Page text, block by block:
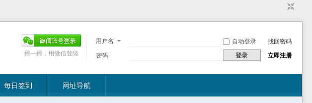
用户名 自动登录
找回密码
密码
登录 立即注册
掃一掃，用微信登陸
每日签到 网址导航